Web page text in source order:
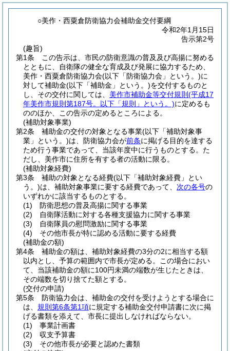
○美作・西粟倉防衛協力会補助金交付要綱
令和2年1月15日
告示第2号
(趣旨)
第1条
この告示は、市民の防衛意識の普及及び高揚に努める
とともに、自衛隊の健全な育成及び発展に協力するため、
美作・西粟倉防衛協力会(以下「防衛協力会」という。)に
対して補助金(以下「補助金」という。)を交付するものと
し、その交付に関しては、 美作市補助金等交付規則 (平成17
年美作市規則第187号。以下「規則」という。)に定めるも
ののほか、この告示の定めるところによる。
(補助対象事業)
第2条
補助金の交付の対象となる事業(以下「補助対象事
業」という。)は、防衛協力会が前条に掲げる目的を達する
ため行う事業であって、当該年度中に行うものとする。 た
だし、美作市に住所を有する者の活動に限る。
(補助対象経費)
第3条
補助の対象となる経費(以下「補助対象経費」とい
う。)は、補助対象事業に要する経費であって、 次の各号の
いずれかに該当するものとする。
(1)
防衛思想の普及高揚に関する事業
(2)
自衛隊活動に対する各種支援協力に関する事業
(3)
自衛隊員の慰問激励に関する事業
(4)
その他市長が特に認める活動に要する経費
(補助金の額)
第4条
補助金の額は、補助対象経費の3分の2に相当する額
以内とし、予算の範囲内で市長が定める。
この場合におい
て、当該補助金の額に100円未満の端数が生じたときは、
その端数を切り捨てた額とする。
(交付の申請)
第5条
防衛協力会は、補助金の交付を受けようとする場合に
は、 規則第6条第1項に規定する補助金交付申請書に次に掲
げる書類を添えて、市長に提出しなければならない。
(1)
事業計画書
(2)
収支予算書
(3)
その他市長が必要と認めた書類